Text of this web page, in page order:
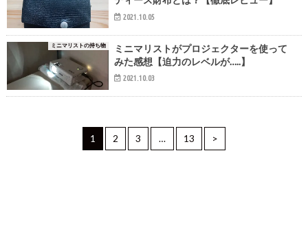
2021.10.05
ミニマリストの持ち物
ミニマリストがプロジェクターを使って
みた感想【迫力のレベルが…..】
2021.10.03
1 2 3 … 13 >